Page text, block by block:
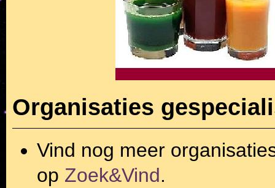
Organisaties
Vind nog meer
op Zoek&Vind.